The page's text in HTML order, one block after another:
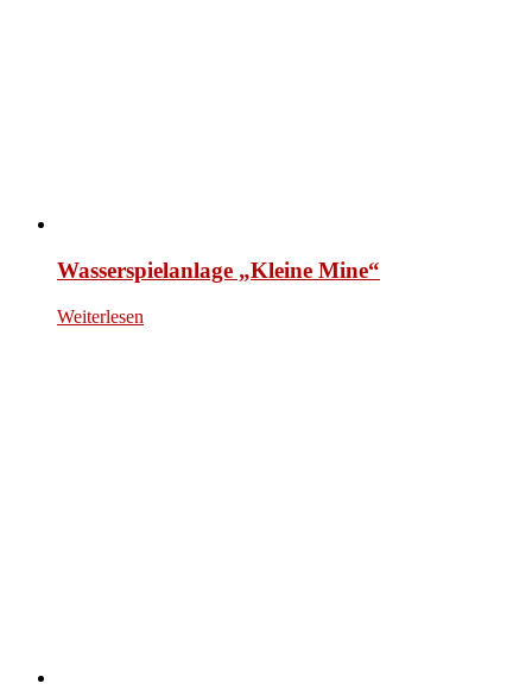
Wasserspielanlage „Kleine Mine“
Weiterlesen